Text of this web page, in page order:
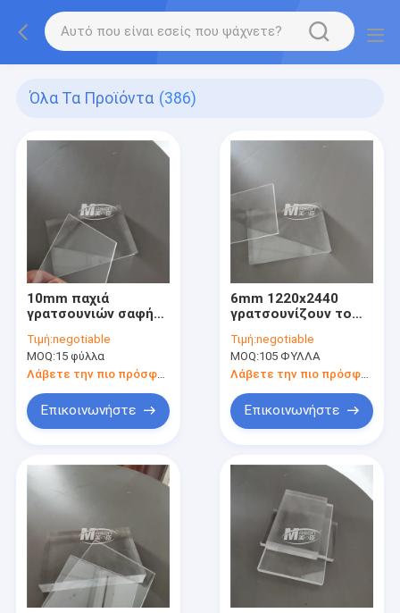
Όλα Τα Προϊόντα (386)
10mm παχιά
γρατσουνιών σαφή
φύλλων απόδειξης
ακρυλικά
Τιμή:negotiable
MOQ:15 φύλλα
Λάβετε την πιο πρόσφατη τιμή
Επικοινωνήστε
6mm 1220x2440
γρατσουνίζουν το
σαφές Perspex
ακρυλικό πλαστικό
φύλλο πλεξιγκλάς
Τιμή:negotiable
MOQ:105 ΦΥΛΛΑ
Επικοινωνήστε